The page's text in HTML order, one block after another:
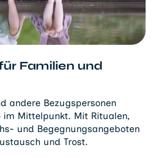
Familien und
andere Bezugspersonen
im Mittelpunkt. Mit Ritualen,
und Begegnungsangeboten
und Trost.